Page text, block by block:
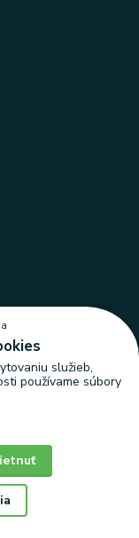
služieb,
používame súbory